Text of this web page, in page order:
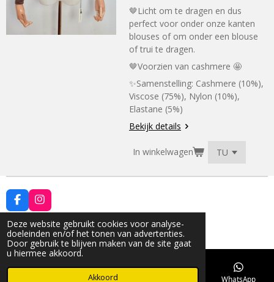
Deze website gebruikt cookies voor analyse-
doeleinden en/of het tonen van advertenties.
Door gebruik te blijven maken van de site gaat
u hiermee akkoord.
Akkoord
🤎Licht om te dragen en dus
perfect voor onder onze kanten
blouses of om onder een blouse
of trui te dragen.
🤎Voorzien van cashmere 🤩
✨Samenstelling: Cashmere (10%),
Viscose (75%), Nylon (10%),
Elastane (5%)
Bekijk details
In winkelwagen
F
a
c
e
b
o
I
n
s
t
a
g
© 2021 - 2026 formalia.be
Powered by JouwWeb
Telefoonnummer WhatsApp